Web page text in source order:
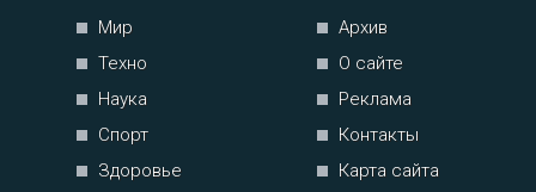
Мир
Техно
Наука
Спорт
Здоровье
Архив
О сайте
Реклама
Контакты
Карта сайта